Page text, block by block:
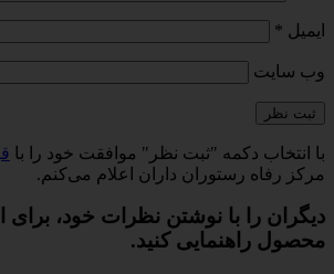
ایمیل *
وب‌ سایت
با انتخاب دکمه "ثبت نظر" موافقت خود را با
مرکز رفاه رستوران داران اعلام می‌کنم.
دیگران را با نوشتن نظرات خود، برای
محصول راهنمایی کنید.